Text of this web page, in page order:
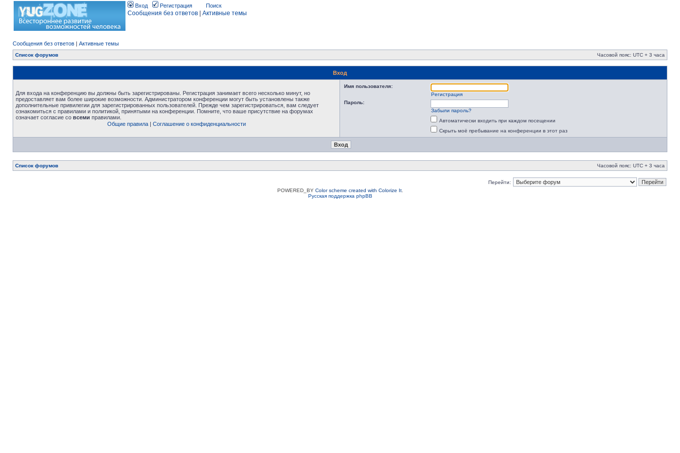
Вход Регистрация Поиск
Сообщения без ответов Активные темы
Сообщения без ответов | Активные темы
Список форумов Часовой пояс: UTC + 3 часа
Вход
Для входа на конференцию вы должны быть зарегистрированы. Регистрация занимает всего несколько минут, но
предоставляет вам более широкие возможности. Администратором конференции могут быть установлены также
дополнительные привилегии для зарегистрированных пользователей. Прежде чем зарегистрироваться, вам следует
ознакомиться с правилами и политикой, принятыми на конференции. Помните, что ваше присутствие на форумах
означает согласие со всеми правилами.
Общие правила| Соглашение о конфиденциальности
Имя пользователя:
Регистрация
Пароль:
Забыли пароль?
Автоматически входить при каждом посещении
Скрыть моё пребывание на конференции в этот раз
Список форумов Часовой пояс: UTC + 3 часа
Перейти:
POWERED_BY Color scheme created with Colorize It.
Русская поддержка phpBB